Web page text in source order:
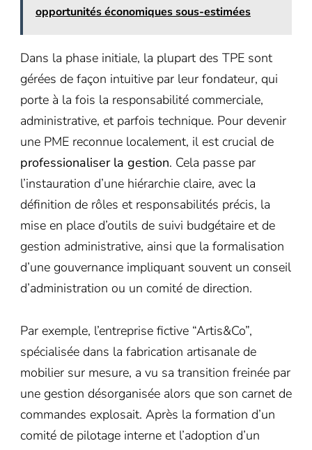
opportunités économiques sous-estimées
Dans la phase initiale, la plupart des TPE sont
gérées de façon intuitive par leur fondateur, qui
porte à la fois la responsabilité commerciale,
administrative, et parfois technique. Pour devenir
une PME reconnue localement, il est crucial de
professionaliser la gestion. Cela passe par
l’instauration d’une hiérarchie claire, avec la
définition de rôles et responsabilités précis, la
mise en place d’outils de suivi budgétaire et de
gestion administrative, ainsi que la formalisation
d’une gouvernance impliquant souvent un conseil
d’administration ou un comité de direction.
Par exemple, l’entreprise fictive “Artis&Co”,
spécialisée dans la fabrication artisanale de
mobilier sur mesure, a vu sa transition freinée par
une gestion désorganisée alors que son carnet de
commandes explosait. Après la formation d’un
comité de pilotage interne et l’adoption d’un